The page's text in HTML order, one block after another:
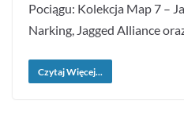
Pociągu: Kolekcja Map 7 –
Narking, Jagged Alliance
Czytaj Więcej...